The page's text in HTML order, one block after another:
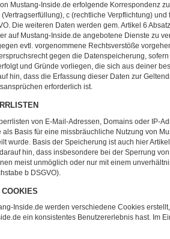
Mustang-Inside.de erfolgende Korrespondenz
c (rechtliche Verpflichtung)
Die weiteren Daten werden gem. Artikel 6
auf Mustang-Inside.de angebotene Dienste zu
evtl. vorgenommene Rechtsverstöße
gegen die Datenspeicherung,
und Gründe vorliegen, die sich aus deiner
hin, dass die Erfassung dieser Daten zur
erforderlich ist.
von E-Mail-Adressen, Domains oder IP-
als Basis für eine missbräuchliche Nutzung von
wurde. Basis der Speicherung ist auch hier
hin, dass insbesondere bei der Sperrung
meist unmöglich oder nur mit einem
b DSGVO).
Inside.de werden verschiedene Cookies
ein konsistentes Benutzererlebnis hast. Im